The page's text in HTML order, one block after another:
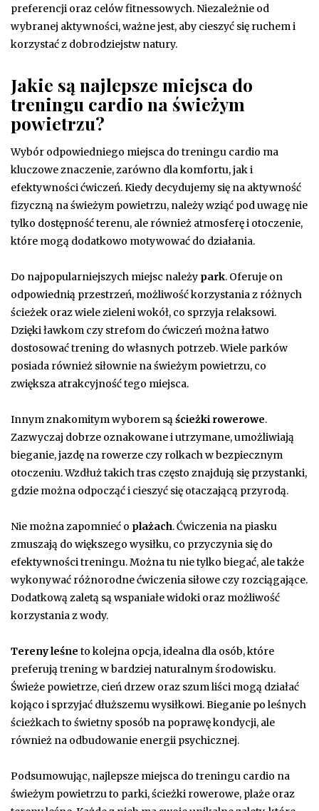
preferencji oraz celów fitnessowych. Niezależnie od
wybranej aktywności, ważne jest, aby cieszyć się ruchem i
korzystać z dobrodziejstw natury.
Jakie są najlepsze miejsca do
treningu cardio na świeżym
powietrzu?
Wybór odpowiedniego miejsca do treningu cardio ma
kluczowe znaczenie, zarówno dla komfortu, jak i
efektywności ćwiczeń. Kiedy decydujemy się na aktywność
fizyczną na świeżym powietrzu, należy wziąć pod uwagę nie
tylko dostępność terenu, ale również atmosferę i otoczenie,
które mogą dodatkowo motywować do działania.
Do najpopularniejszych miejsc należy park. Oferuje on
odpowiednią przestrzeń, możliwość korzystania z różnych
ścieżek oraz wiele zieleni wokół, co sprzyja relaksowi.
Dzięki ławkom czy strefom do ćwiczeń można łatwo
dostosować trening do własnych potrzeb. Wiele parków
posiada również siłownie na świeżym powietrzu, co
zwiększa atrakcyjność tego miejsca.
Innym znakomitym wyborem sąścieżki rowerowe.
Zazwyczaj dobrze oznakowane i utrzymane, umożliwiają
bieganie, jazdę na rowerze czy rolkach w bezpiecznym
otoczeniu. Wzdłuż takich tras często znajdują się przystanki,
gdzie można odpocząć i cieszyć się otaczającą przyrodą.
Nie można zapomnieć o plażach. Ćwiczenia na piasku
zmuszają do większego wysiłku, co przyczynia się do
efektywności treningu. Można tu nie tylko biegać, ale także
wykonywać różnorodne ćwiczenia siłowe czy rozciągające.
Dodatkową zaletą są wspaniałe widoki oraz możliwość
korzystania z wody.
Tereny leśne to kolejna opcja, idealna dla osób, które
preferują trening w bardziej naturalnym środowisku.
Świeże powietrze, cień drzew oraz szum liści mogą działać
kojąco i sprzyjać dłuższemu wysiłkowi. Bieganie po leśnych
ścieżkach to świetny sposób na poprawę kondycji, ale
również na odbudowanie energii psychicznej.
Podsumowując, najlepsze miejsca do treningu cardio na
świeżym powietrzu to parki, ścieżki rowerowe, plaże oraz